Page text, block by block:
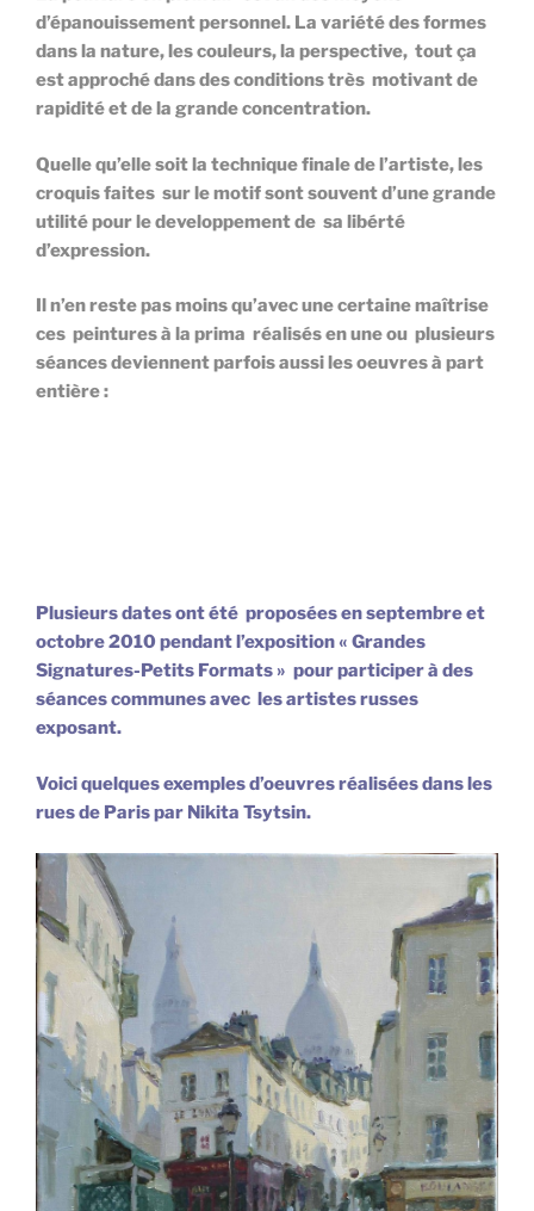
d’épanouissement personnel. La variété des formes
dans la nature, les couleurs, la perspective, tout ça
est approché dans des conditions très motivant de
rapidité et de la grande concentration.
Quelle qu’elle soit la technique finale de l’artiste, les
croquis faites sur le motif sont souvent d’une grande
utilité pour le developpement de sa libérté
d’expression.
Il n’en reste pas moins qu’avec une certaine maîtrise
ces peintures à la prima réalisés en une ou plusieurs
séances deviennent parfois aussi les oeuvres à part
entière :
Plusieurs dates ont été proposées en septembre et
octobre 2010 pendant l’exposition « Grandes
Signatures-Petits Formats » pour participer à des
séances communes avec les artistes russes
exposant.
Voici quelques exemples d’oeuvres réalisées dans les
rues de Paris par Nikita Tsytsin.